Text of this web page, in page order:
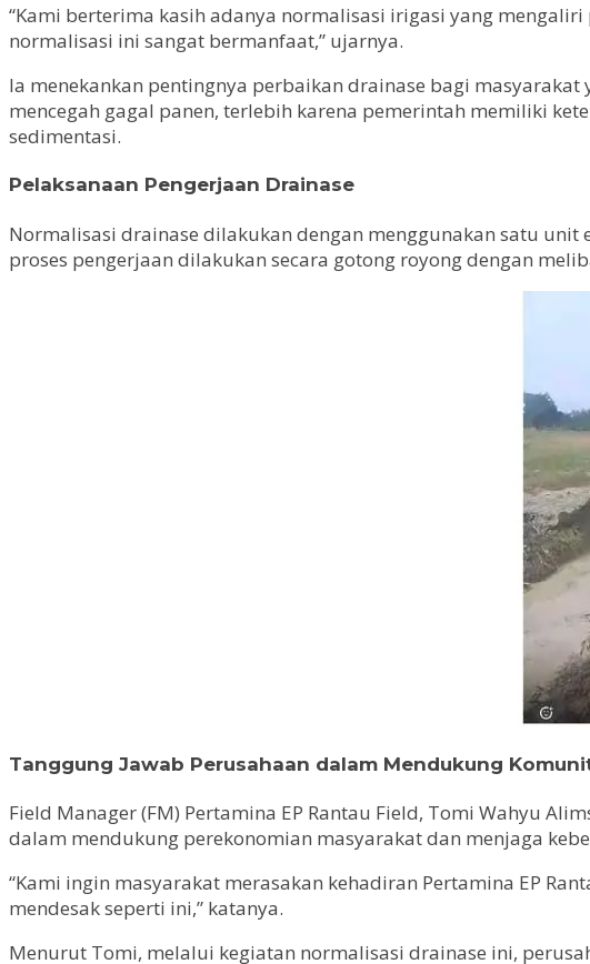
“Kami berterima kasih adanya normalisasi irigasi yang
normalisasi ini sangat bermanfaat,” ujarnya.
Ia menekankan pentingnya perbaikan drainase bagi
mencegah gagal panen, terlebih karena pemerintah memiliki
sedimentasi.
Pelaksanaan Pengerjaan Drainase
Normalisasi drainase dilakukan dengan menggunakan satu
proses pengerjaan dilakukan secara gotong royong dengan
Tanggung Jawab Perusahaan dalam Mendukung
Field Manager (FM) Pertamina EP Rantau Field, Tomi Wahyu
dalam mendukung perekonomian masyarakat dan menjaga
“Kami ingin masyarakat merasakan kehadiran Pertamina EP
mendesak seperti ini,” katanya.
Menurut Tomi, melalui kegiatan normalisasi drainase ini,